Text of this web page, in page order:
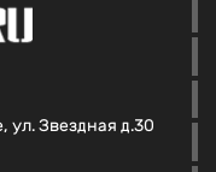
ул. Звездная д.30